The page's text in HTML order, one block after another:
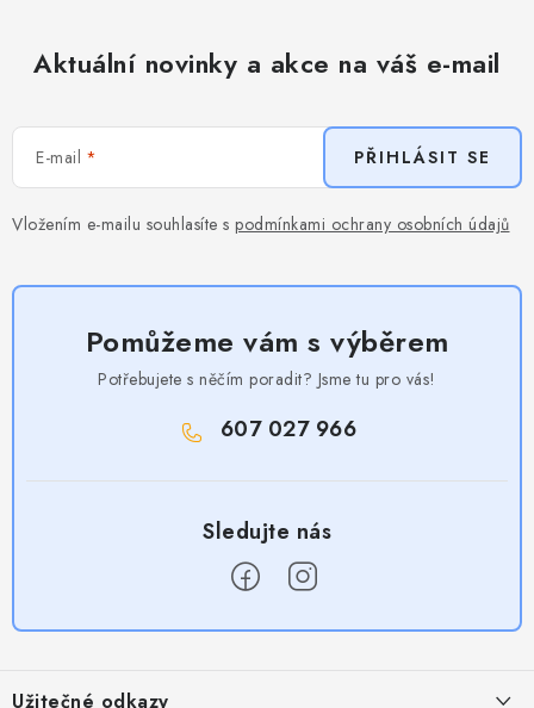
Aktuální novinky a akce na váš e-mail
E-mail
Vložením e-mailu souhlasíte s podmínkami ochrany osobních údajů
PŘIHLÁSIT SE
Pomůžeme vám s výběrem
Potřebujete s něčím poradit? Jsme tu pro vás!
607 027 966
Užitečné odkazy